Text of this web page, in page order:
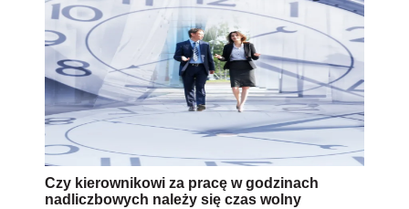
Czy kierownikowi za pracę w godzinach
nadliczbowych należy się czas wolny